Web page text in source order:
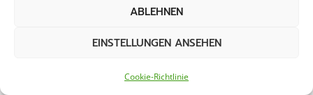
ABLEHNEN
EINSTELLUNGEN ANSEHEN
Cookie-Richtlinie
Bereitschaftsdienst Schneeabtransport